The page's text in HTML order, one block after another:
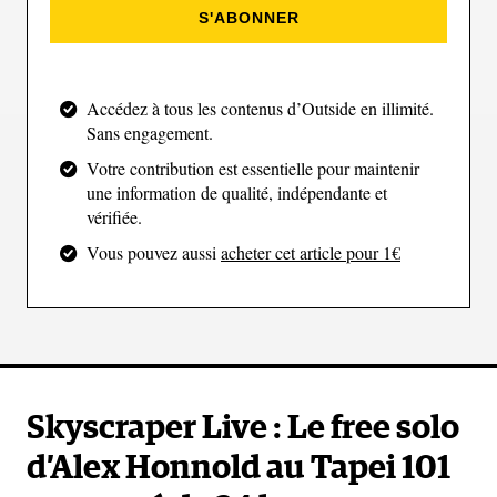
exigeant consiste à monter le pied pour rejoindre
une prise située à hauteur du cou.
La structure répétitive du bâtiment l’oblige à
enchaîner près de 92 fois la même séquence : une
section plus déversante. À force de répétition, le
Au niveau du crux, Honnold devra engager un
S'ABONNER
Accédez à tous les contenus d’Outside en illimité.
Sans engagement.
Votre contribution est essentielle pour maintenir
une information de qualité, indépendante et
vérifiée.
Vous pouvez aussi acheter cet article pour 1€
Skyscraper Live : Le free solo
d’Alex Honnold au Tapei 101